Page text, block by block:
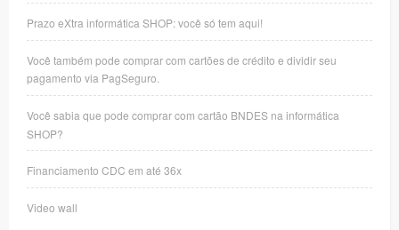
Prazo eXtra informática SHOP: você só tem aqui!
Você também pode comprar com cartões de crédito e dividir seu
pagamento via PagSeguro.
Você sabia que pode comprar com cartão BNDES na informática
SHOP?
Financiamento CDC em até 36x
Video wall